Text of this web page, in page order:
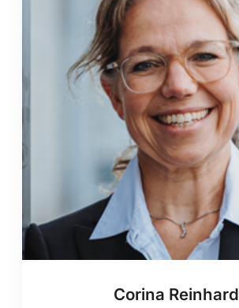
Corina Reinhard